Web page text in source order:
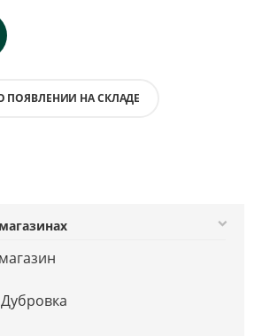
ПОЯВЛЕНИИ НА СКЛАДЕ